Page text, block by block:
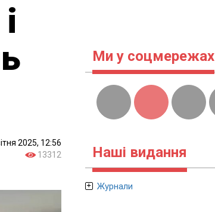
2025, 12:56
13312
Ми у соцмережах
Наші видання
Журнали